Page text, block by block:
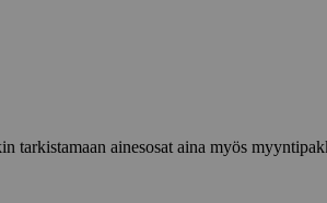
tarkistamaan ainesosat aina myös